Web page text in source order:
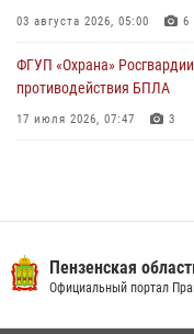
03 августа 2026, 05:00 6
ФГУП «Охрана»
противодействия БПЛА
17 июля 2026, 07:47 3
Пензенский спецназ
этапу «Зарницы 2.0»
Пензенская
Официальный портал